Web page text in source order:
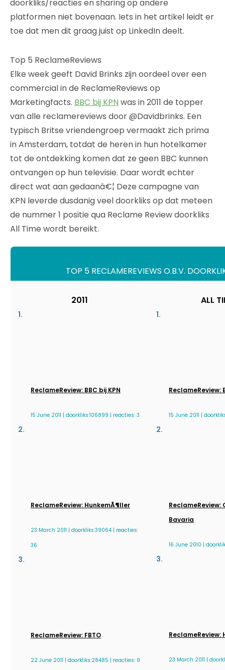
doorkliks/reacties en sharing op andere
platformen niet bovenaan. Iets in het artikel leidt er
toe dat men dit graag juist op LinkedIn deelt.
Top 5 ReclameReviews
Elke week geeft David Brinks zijn oordeel over een
commercial in de ReclameReviews op
Marketingfacts. BBC bij KPN was in 2011 de topper
van alle reclamereviews door @Davidbrinks. Een
typisch Britse vriendengroep vermaakt zich prima
in Amsterdam, totdat de heren in hun hotelkamer
tot de ontdekking komen dat ze geen BBC kunnen
ontvangen op hun televisie. Daar wordt echter
direct wat aan gedaanâ€¦ Deze campagne van
KPN leverde dusdanig veel doorkliks op dat meteen
de nummer 1 positie qua Reclame Review doorkliks
All Time wordt bereikt.
TOP 5 RECLAMEREVIEWS O.B.V.
2011
ReclameReview: BBC bij KPN
15 June 2011 | doorkliks:106899 | reacties: 3
ReclameReview: HunkemÃ¶ller
23 March 2011 | doorkliks:39064 | reacties:
36
ReclameReview: FBTO
22 June 2011 | doorkliks:28485 | reacties: 9
ALL
ReclameReview:
15 June 2011 |
ReclameReview:
Bavaria
16 June 2010 |
ReclameReview:
23 March 2011 |